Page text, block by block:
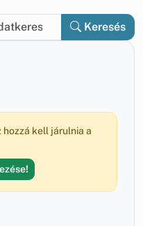
Keresés
kell járulnia a